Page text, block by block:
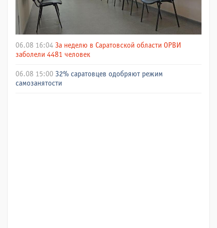
06.08 16:04 За неделю в Саратовской области ОРВИ
заболели 4481 человек
06.08 15:00 32% саратовцев одобряют режим
самозанятости